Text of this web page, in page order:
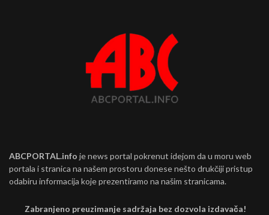
ABCPORTAL.info je news portal pokrenut idejom da u moru web
portala i stranica na našem prostoru donese nešto drukčiji pristup
odabiru informacija koje prezentiramo na našim stranicama.
Zabranjeno preuzimanje sadržaja bez dozvola izdavača!